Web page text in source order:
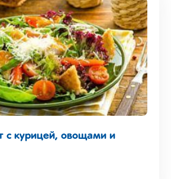
с курицей, овощами и